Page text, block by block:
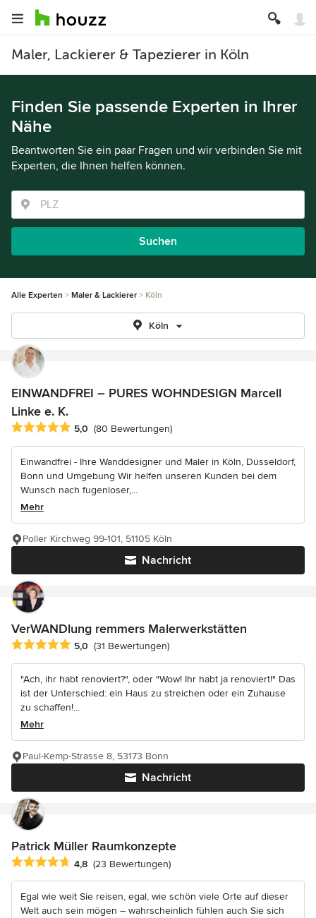
Maler, Lackierer & Tapezierer in Köln
Finden Sie passende Experten in Ihrer
Nähe
Beantworten Sie ein paar Fragen und wir verbinden Sie mit
Experten, die Ihnen helfen können.
Suchen
Alle Experten Maler & Lackierer Köln
Köln
EINWANDFREI – PURES WOHNDESIGN Marcell
Linke e. K.
Durchschnittliche Bewertung: 5 von 5 Sternen
5,0 (80 Bewertungen)
Einwandfrei - Ihre Wanddesigner und Maler in Köln, Düsseldorf,
Bonn und Umgebung Wir helfen unseren Kunden bei dem
Wunsch nach fugenloser,...
Mehr
Nachricht
Poller Kirchweg 99-101, 51105 Köln
VerWANDlung remmers Malerwerkstätten
Durchschnittliche Bewertung: 5 von 5 Sternen
5,0 (31 Bewertungen)
"Ach, ihr habt renoviert?", oder "Wow! Ihr habt ja renoviert!" Das
ist der Unterschied: ein Haus zu streichen oder ein Zuhause
zu schaffen!...
Mehr
Nachricht
Paul-Kemp-Strasse 8, 53173 Bonn
Patrick Müller Raumkonzepte
Durchschnittliche Bewertung: 4.8 von 5 Sternen
4,8 (23 Bewertungen)
Egal wie weit Sie reisen, egal, wie schön viele Orte auf dieser
Welt auch sein mögen – wahrscheinlich fühlen auch Sie sich